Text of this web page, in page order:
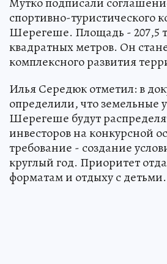
спортивно-туристического
Шерегеше. Площадь - 207,5
квадратных метров. Он
комплексного развития
Илья Середюк отметил: в
определили, что земельные
Шерегеше будут
инвесторов на конкурсной
требование - создание
круглый год. Приоритет
форматам и отдыху с детьми.